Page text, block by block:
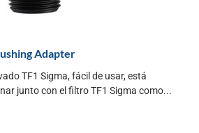
Adapter
TF1 Sigma, fácil de usar, está
junto con el filtro TF1 Sigma como...